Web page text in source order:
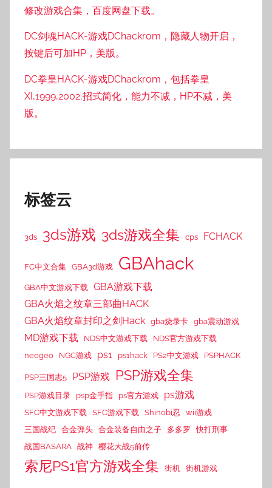
修改游戏合集，百度网盘下载。
DC剑魂HACK-游戏DChackrom，隐藏人物开启，
按键后可加HP，美版。
DC拳皇HACK-游戏DChackrom，包括拳皇
XI,1999,2002,招式简化，能力不减，HP不减，美
版。
标签云
3ds 3ds游戏 3ds游戏全集 cps FCHACK
FC中文合集 GBA3d游戏 GBAhack
GBA中文游戏下载
GBA游戏下载
GBA火焰之纹章三部曲HACK
GBA火焰纹章封印之剑Hack gba烧录卡 gba震动游戏
MD游戏下载 NDS中文游戏下载
NDS官方游戏下载
neogeo
NGC游戏 ps1 ps1hack PS2中文游戏 PSPHACK
PSP三国志5 PSP游戏 PSP游戏全集
PSP游戏目录 psp金手指 ps官方游戏 ps游戏
SFC中文游戏下载 SFC游戏下载 Shinobi忍
wii游戏
三国战纪 合金弹头 合金装备自由之子 多多罗
快打刑事
战国BASARA 战神 樱花大战5前传
索尼PS1官方游戏全集 街机 街机游戏